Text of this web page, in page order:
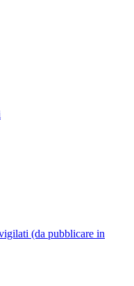
(da pubblicare in